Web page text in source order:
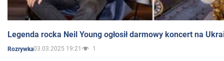
Legenda rocka Neil Young ogłosił darmowy koncert na
Rozrywka03.03.2025 19:21 1